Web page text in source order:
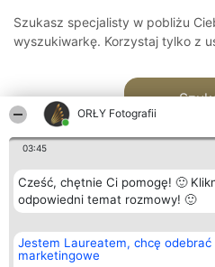
ORŁY Fotografii
03:45
Cześć, chętnie Ci pomogę! 🙂
odpowiedni temat rozmowy! 🙂
Jestem Laureatem, chcę odebrać
marketingowe
Szukasz specjalisty w pobliżu
wyszukiwarkę. Korzystaj tylko z
Organizator plebiscytu
Bright Side Solutions sp. z o.
o. sp. k.
Laureaci